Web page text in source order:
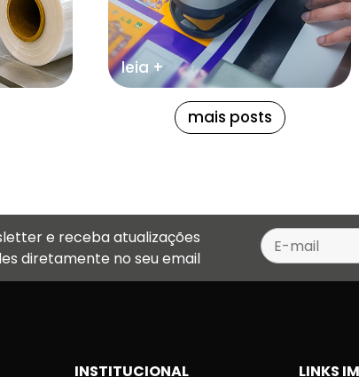
leia +
mais posts
e receba atualizações
diretamente no seu email
INSTITUCIONAL LINKS